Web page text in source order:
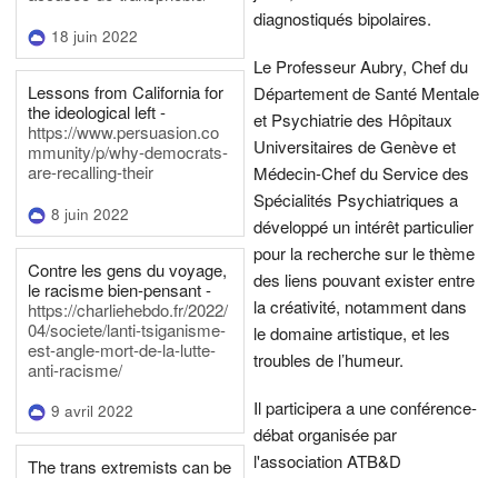
18 juin 2022
Lessons from California for
the ideological left -
https://www.persuasion.co
mmunity/p/why-democrats-
are-recalling-their
8 juin 2022
Contre les gens du voyage,
le racisme bien-pensant -
https://charliehebdo.fr/2022/
04/societe/lanti-tsiganisme-
est-angle-mort-de-la-lutte-
anti-racisme/
9 avril 2022
The trans extremists can be
diagnostiqués bipolaires.
Le Professeur Aubry, Chef du
Département de Santé Mentale
et Psychiatrie des Hôpitaux
Universitaires de Genève et
Médecin-Chef du Service des
Spécialités Psychiatriques a
développé un intérêt particulier
pour la recherche sur le thème
des liens pouvant exister entre
la créativité, notamment dans
le domaine artistique, et les
troubles de l’humeur.
Il participera a une conférence-
débat organisée par
l'association ATB&D